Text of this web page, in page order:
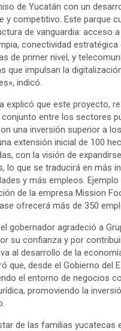
de Yucatán con un
y competitivo. Este parque
de vanguardia: acceso
conectividad
de primer nivel, y
que impulsan la
indicó.
explicó que este proyecto,
entre los sectores
una inversión superior a
extensión inicial de 100
con la visión de
lo que se traducirá en más
y más empleos. Ejemplo
de la empresa Mission
ofrecerá más de 350
gobernador agradeció a
su confianza y por
al desarrollo de la
que, desde el Gobierno del
el entorno de negocios
promoviendo la
de las familias yucatecas